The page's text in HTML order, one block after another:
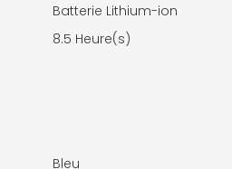
Batterie Lithium-ion
8.5 Heure(s)
Bleu